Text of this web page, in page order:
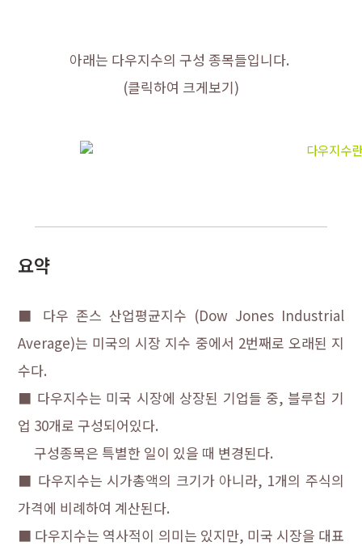
아래는 다우지수의 구성 종목들입니다.
(클릭하여 크게보기)
요약
■ 다우 존스 산업평균지수 (Dow Jones Industrial
Average)는 미국의 시장 지수 중에서 2번째로 오래된 지
수다.
■ 다우지수는 미국 시장에 상장된 기업들 중, 블루칩 기
업 30개로 구성되어있다.
구성종목은 특별한 일이 있을 때 변경된다.
■ 다우지수는 시가총액의 크기가 아니라, 1개의 주식의
가격에 비례하여 계산된다.
■ 다우지수는 역사적이 의미는 있지만, 미국 시장을 대표